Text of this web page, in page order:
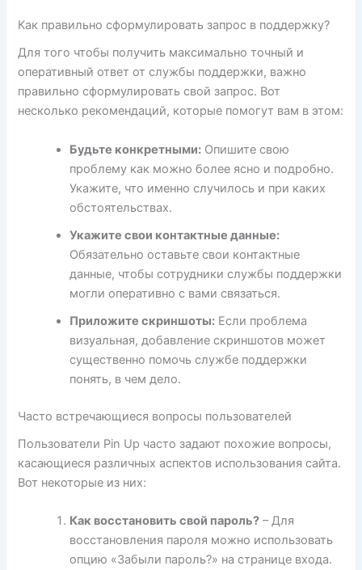
Как правильно сформулировать запрос в поддержку?
Для того чтобы получить максимально точный и
оперативный ответ от службы поддержки, важно
правильно сформулировать свой запрос. Вот
несколько рекомендаций, которые помогут вам в этом:
Будьте конкретными: Опишите свою
проблему как можно более ясно и подробно.
Укажите, что именно случилось и при каких
обстоятельствах.
Укажите свои контактные данные:
Обязательно оставьте свои контактные
данные, чтобы сотрудники службы поддержки
могли оперативно с вами связаться.
Приложите скриншоты: Если проблема
визуальная, добавление скриншотов может
существенно помочь службе поддержки
понять, в чем дело.
Часто встречающиеся вопросы пользователей
Пользователи Pin Up часто задают похожие вопросы,
касающиеся различных аспектов использования сайта.
Вот некоторые из них:
Как восстановить свой пароль? – Для
восстановления пароля можно использовать
опцию «Забыли пароль?» на странице входа.